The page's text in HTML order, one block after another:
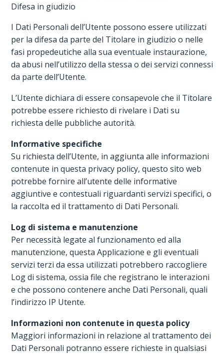
Difesa in giudizio
I Dati Personali dell’Utente possono essere utilizzati
per la difesa da parte del Titolare in giudizio o nelle
fasi propedeutiche alla sua eventuale instaurazione,
da abusi nell’utilizzo della stessa o dei servizi connessi
da parte dell’Utente.
L’Utente dichiara di essere consapevole che il Titolare
potrebbe essere richiesto di rivelare i Dati su
richiesta delle pubbliche autorità.
Informative specifiche
Su richiesta dell’Utente, in aggiunta alle informazioni
contenute in questa privacy policy, questo sito web
potrebbe fornire all’utente delle informative
aggiuntive e contestuali riguardanti servizi specifici, o
la raccolta ed il trattamento di Dati Personali.
Log di sistema e manutenzione
Per necessità legate al funzionamento ed alla
manutenzione, questa Applicazione e gli eventuali
servizi terzi da essa utilizzati potrebbero raccogliere
Log di sistema, ossia file che registrano le interazioni
e che possono contenere anche Dati Personali, quali
l’indirizzo IP Utente.
Informazioni non contenute in questa policy
Maggiori informazioni in relazione al trattamento dei
Dati Personali potranno essere richieste in qualsiasi